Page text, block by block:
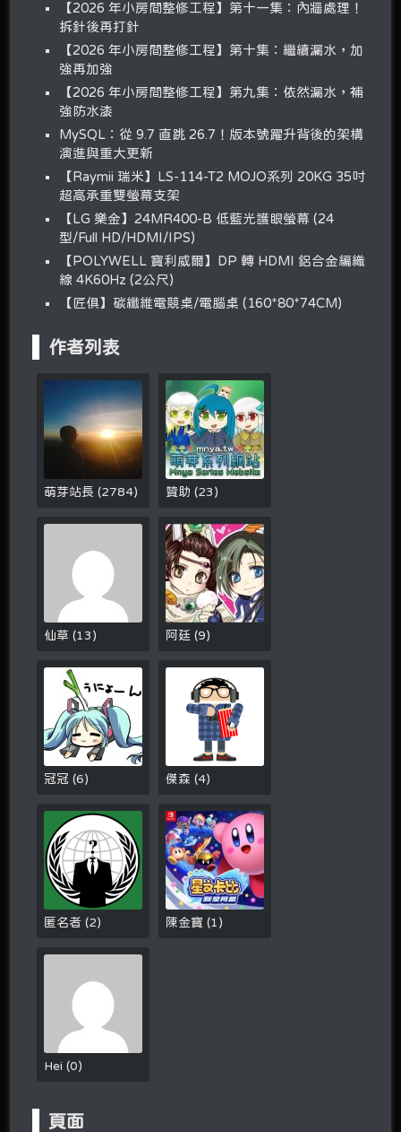
【2026 年小房間整修工程】第十一集：內牆處理！
拆針後再打針
【2026 年小房間整修工程】第十集：繼續漏水，加
強再加強
【2026 年小房間整修工程】第九集：依然漏水，補
強防水漆
MySQL：從 9.7 直跳 26.7！版本號躍升背後的架構
演進與重大更新
【Raymii 瑞米】LS-114-T2 MOJO系列 20KG 35吋
超高承重雙螢幕支架
【LG 樂金】24MR400-B 低藍光護眼螢幕 (24
型/Full HD/HDMI/IPS)
【POLYWELL 寶利威爾】DP 轉 HDMI 鋁合金編織
線 4K60Hz (2公尺)
【匠俱】碳纖維電競桌/電腦桌 (160*80*74CM)
作者列表
萌芽站長(2784) 贊助(23 )
仙草(13 ) 阿廷(9)
冠冠(6) 傑森(4)
匿名者(2) 陳金寶(1 )
Hei(0)
頁面